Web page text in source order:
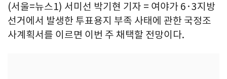
(서울=뉴스1) 서미선 박기현 기자 = 여야가 6·3지방
선거에서 발생한 투표용지 부족 사태에 관한 국정조
사계획서를 이르면 이번 주 채택할 전망이다.